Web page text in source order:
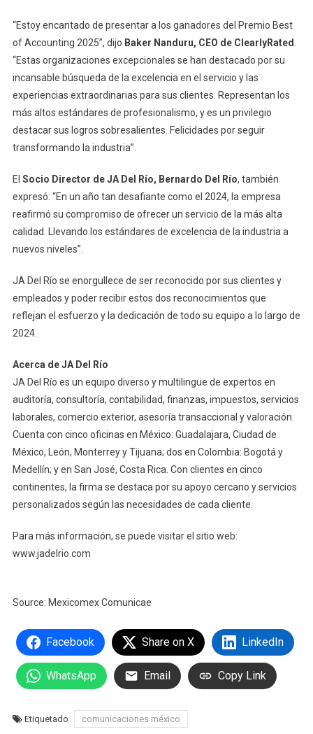
“Estoy encantado de presentar a los ganadores del Premio Best
of Accounting 2025”, dijo Baker Nanduru, CEO de ClearlyRated
“Estas organizaciones excepcionales se han destacado por su
incansable búsqueda de la excelencia en el servicio y las
experiencias extraordinarias para sus clientes. Representan los
más altos estándares de profesionalismo, y es un privilegio
destacar sus logros sobresalientes. Felicidades por seguir
transformando la industria”.
El Socio Director de JA Del Río, Bernardo Del Río, también
expresó: “En un año tan desafiante como el 2024, la empresa
reafirmó su compromiso de ofrecer un servicio de la más alta
calidad. Llevando los estándares de excelencia de la industria a
nuevos niveles”.
JA Del Río se enorgullece de ser reconocido por sus clientes y
empleados y poder recibir estos dos reconocimientos que
reflejan el esfuerzo y la dedicación de todo su equipo a lo largo de
2024.
Acerca de JA Del Río
JA Del Río es un equipo diverso y multilingüe de expertos en
auditoría, consultoría, contabilidad, finanzas, impuestos, servicios
laborales, comercio exterior, asesoría transaccional y valoración.
Cuenta con cinco oficinas en México: Guadalajara, Ciudad de
México, León, Monterrey y Tijuana; dos en Colombia: Bogotá y
Medellín; y en San José, Costa Rica. Con clientes en cinco
continentes, la firma se destaca por su apoyo cercano y servicios
personalizados según las necesidades de cada cliente.
Para más información, se puede visitar el sitio web:
www.jadelrio.com
Source: Mexicomex Comunicae
Facebook Share on X LinkedIn
WhatsApp Email Copy Link
Etiquetado comunicaciones méxico